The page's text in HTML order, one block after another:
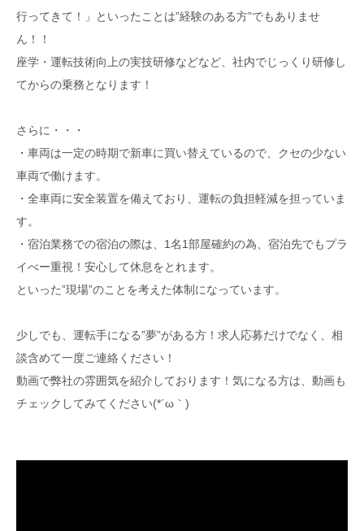
行ってきて！」といったことは”経験のある方”でもありませ
ん！！
座学・運転技術向上の実技研修などなど、社内でじっくり研修し
てからの乗務となります！
さらに・・・
・車両は一定の時期で新車に買い替えているので、クセの少ない
車両で働けます。
・全車両に安全装置を備えており、運転の負担軽減を担っていま
す。
・宿泊業務での宿泊の際は、1名1部屋確約の為、宿泊先でもプラ
イべー重視！安心して休息をとれます。
といった”現場”のことを考えた体制になっています。
少しでも、運転手になる”夢”がある方！求人応募だけでなく、相
談含めて一度ご連絡ください！
動画で弊社の雰囲気を紹介しております！気になる方は、動画も
チェックしてみてください(*´ω｀)